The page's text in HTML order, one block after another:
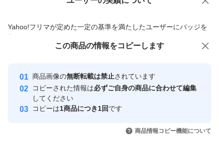
Yahoo!フリマが定めた一定の基準を満たしたユーザーにバッジを
付与しています
安心取引出品者
心・安全なユーザーです
取引実績
引を完了させた実績があります
価格の相談 商品への質問
この商品の情報をコピーします
商品画像の無断転載は禁止されています
コピーされた情報は必ずご自身の商品に合わせて編集
してください
コピーは1商品につき1回です
商品情報コピー機能について
この商品をみている人にオススメ